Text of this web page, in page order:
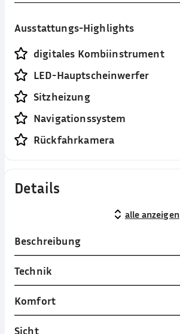
Ausstattungs-Highlights
digitales Kombiinstrument
LED-Hauptscheinwerfer
Sitzheizung
Navigationssystem
Rückfahrkamera
Details
alle anzeigen
Beschreibung
Technik
Komfort
Sicht